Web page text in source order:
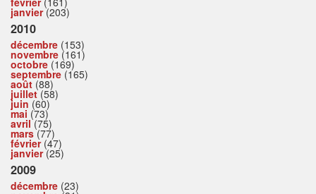
janvier(203)
2010
décembre (153)
novembre (161)
octobre (169)
septembre (165)
août (88)
juillet(58)
juin (60)
mai (73)
avril(75)
mars(77)
février(47)
janvier(25)
2009
décembre (23)